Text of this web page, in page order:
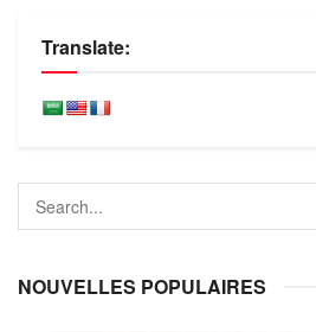
Translate:
NOUVELLES POPULAIRES